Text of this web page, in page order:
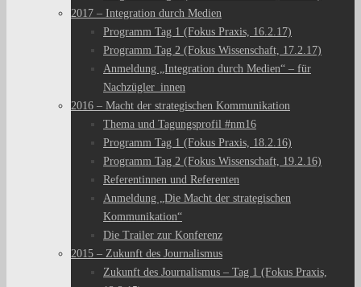
2017 – Integration durch Medien
Programm Tag 1 (Fokus Praxis, 16.2.17)
Programm Tag 2 (Fokus Wissenschaft, 17.2.17)
Anmeldung „Integration durch Medien“ – für
Nachzügler_innen
2016 – Macht der strategischen Kommunikation
Thema und Tagungsprofil #nm16
Programm Tag 1 (Fokus Praxis, 18.2.16)
Programm Tag 2 (Fokus Wissenschaft, 19.2.16)
Referentinnen und Referenten
Anmeldung „Die Macht der strategischen
Kommunikation“
Die Trailer zur Konferenz
2015 – Zukunft des Journalismus
Zukunft des Journalismus – Tag 1 (Fokus Praxis,